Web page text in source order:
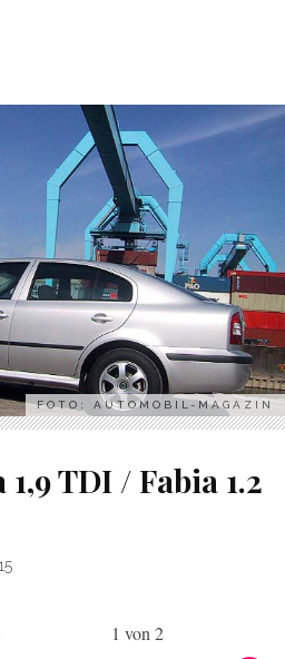
FOTO: AUTOMOBIL-MAGAZIN
TDI / Fabia 1.2
1 von 2